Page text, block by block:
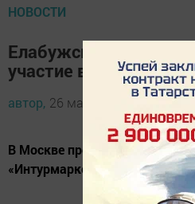
НОВОСТИ
Елабужский музей-
участие в
автор, 26 марта 2013 - 11:31
В Москве прошла VIII
«Интурмаркет-2013».